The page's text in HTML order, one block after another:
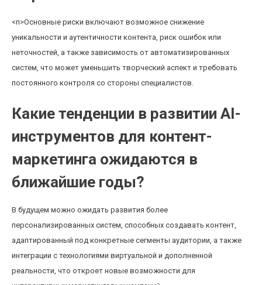
<п>Основные риски включают возможное снижение
уникальности и аутентичности контента, риск ошибок или
неточностей, а также зависимость от автоматизированных
систем, что может уменьшить творческий аспект и требовать
постоянного контроля со стороны специалистов.
Какие тенденции в развитии AI-
инструментов для контент-
маркетинга ожидаются в
ближайшие годы?
В будущем можно ожидать развития более
персонализированных систем, способных создавать контент,
адаптированный под конкретные сегменты аудитории, а также
интеграции с технологиями виртуальной и дополненной
реальности, что откроет новые возможности для